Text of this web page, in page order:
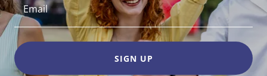
Email
SIGN UP